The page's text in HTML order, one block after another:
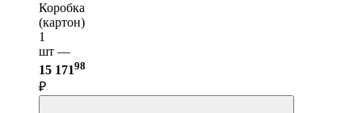
Коробка
(картон)
1
шт —
15 17198
₽